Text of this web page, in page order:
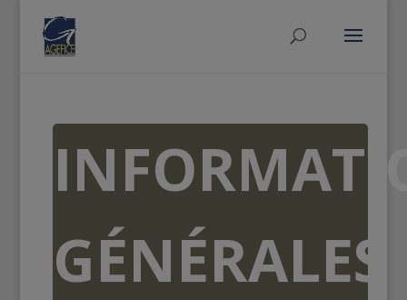
GÉNÉRALES